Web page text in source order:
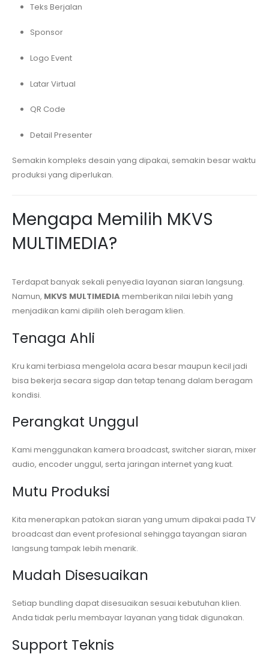
Teks Berjalan
Sponsor
Logo Event
Latar Virtual
QR Code
Detail Presenter
Semakin kompleks desain yang dipakai, semakin besar waktu
produksi yang diperlukan.
Mengapa Memilih MKVS
MULTIMEDIA?
Terdapat banyak sekali penyedia layanan siaran langsung.
Namun, MKVS MULTIMEDIAmemberikan nilai lebih yang
menjadikan kami dipilih oleh beragam klien.
Tenaga Ahli
Kru kami terbiasa mengelola acara besar maupun kecil jadi
bisa bekerja secara sigap dan tetap tenang dalam beragam
kondisi.
Perangkat Unggul
Kami menggunakan kamera broadcast, switcher siaran, mixer
audio, encoder unggul, serta jaringan internet yang kuat.
Mutu Produksi
Kita menerapkan patokan siaran yang umum dipakai pada TV
broadcast dan event profesional sehingga tayangan siaran
langsung tampak lebih menarik.
Mudah Disesuaikan
Setiap bundling dapat disesuaikan sesuai kebutuhan klien.
Anda tidak perlu membayar layanan yang tidak digunakan.
Support Teknis